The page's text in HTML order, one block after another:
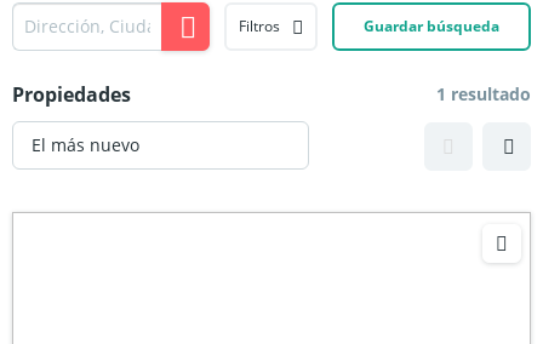
Filtros Guardar búsqueda
Propiedades 1 resultado